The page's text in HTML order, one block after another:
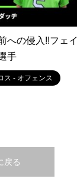
への侵入!!フェイ
手
ス - オフェンス
戻る